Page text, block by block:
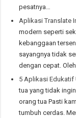
pesatnya…
Aplikasi Translate
modern seperti
kebanggaan
sayangnya tidak
dengan cepat.
5 Aplikasi Edukatif
tua yang tidak
orang tua Pasti
tumbuh cerdas.